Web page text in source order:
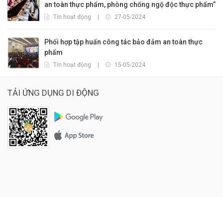
an toàn thực phẩm, phòng chống ngộ độc thực phẩm”
Tin hoạt động 27-05-2024
Phối hợp tập huấn công tác bảo đảm an toàn thực
phẩm
Tin hoạt động 15-05-2024
TẢI ỨNG DỤNG DI ĐỘNG